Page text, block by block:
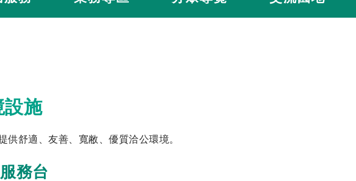
設施
供舒適、友善、寬敝、優質洽公環境。
務台